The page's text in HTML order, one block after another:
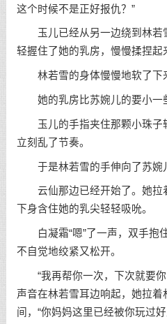
这个时候不是正好报仇？”
玉儿已经从另一边绕到林若
轻握住了她的乳房，慢慢揉捏起
林若雪的身体慢慢地软了下
她的乳房比苏婉儿的要小一
玉儿的手指夹住那颗小珠子
立刻乱了节奏。
于是林若雪的手伸向了苏婉
云仙那边已经开始了。她拉
下身含住她的乳尖轻轻吸吮。
白凝霜“嗯”了一声，双手抱
不自觉地绞紧又松开。
“我再帮你一次，下次就要你
声音在林若雪耳边响起，她拉
间，“你妈妈这里已经被你玩过